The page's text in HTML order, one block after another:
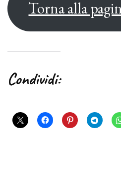
Torna alla
Condividi: